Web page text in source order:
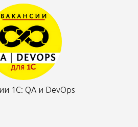
1С: QA и DevOps